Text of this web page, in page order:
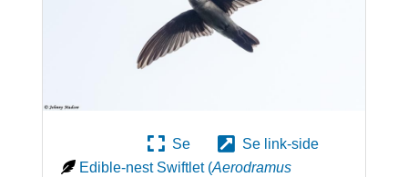
Se
Se link-side
Edible-nest Swiftlet (Aerodramus